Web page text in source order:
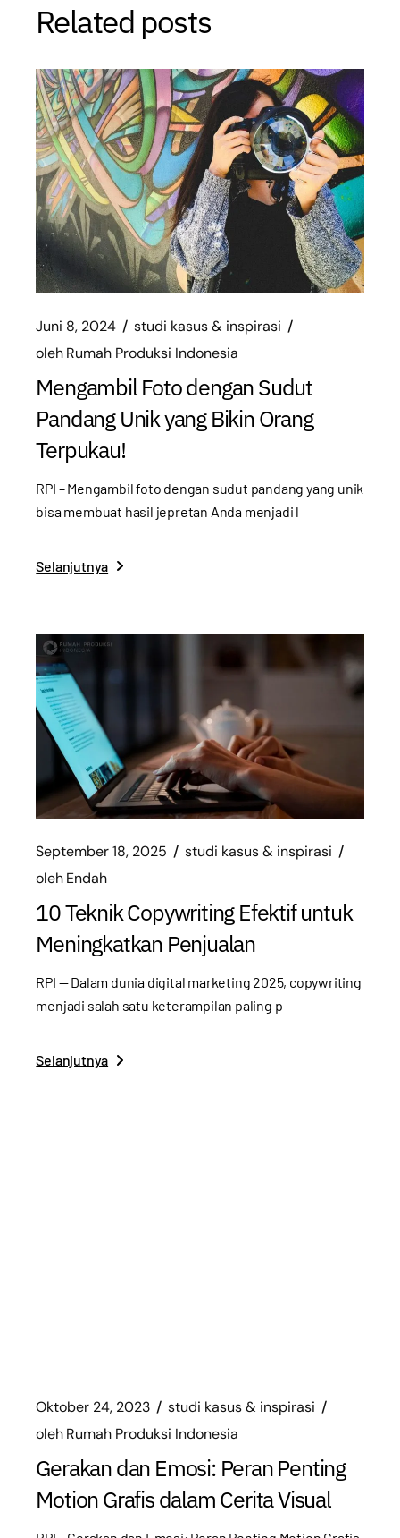
Related posts
Juni 8, 2024
studi kasus & inspirasi
olehRumah Produksi Indonesia
Mengambil Foto dengan Sudut
Pandang Unik yang Bikin Orang
Terpukau!
RPI – Mengambil foto dengan sudut pandang yang unik
bisa membuat hasil jepretan Anda menjadi l
Selanjutnya
September 18, 2025
studi kasus & inspirasi
olehEndah
10 Teknik Copywriting Efektif untuk
Meningkatkan Penjualan
RPI — Dalam dunia digital marketing 2025, copywriting
menjadi salah satu keterampilan paling p
Selanjutnya
Oktober 24, 2023
studi kasus & inspirasi
olehRumah Produksi Indonesia
Gerakan dan Emosi: Peran Penting
Motion Grafis dalam Cerita Visual